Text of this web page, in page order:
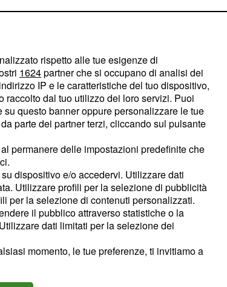
rispetto alle tue esigenze di
1624partner che si occupano di analisi dei
IP e le caratteristiche del tuo dispositivo,
raccolto dal tuo utilizzo dei loro servizi. Puoi
su questo banner oppure personalizzare le tue
parte dei partner terzi, cliccando sul pulsante
permanere delle impostazioni predefinite che
dispositivo e/o accedervi. Utilizzare dati
Utilizzare profili per la selezione di pubblicità
per la selezione di contenuti personalizzati.
il pubblico attraverso statistiche o la
dati limitati per la selezione dei
momento, le tue preferenze, ti invitiamo a